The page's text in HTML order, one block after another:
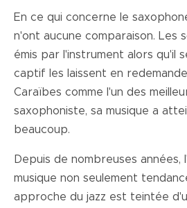
En ce qui concerne le
n'ont aucune comparaison. Les
émis par l'instrument alors qu'il
captif les laissent en
Caraïbes comme l'un des
saxophoniste, sa musique a
beaucoup.
Depuis de nombreuses
musique non seulement
approche du jazz est teintée